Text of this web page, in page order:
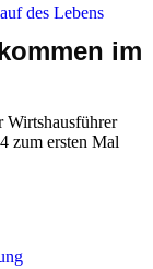
im
Wirtshausführer
zum ersten Mal